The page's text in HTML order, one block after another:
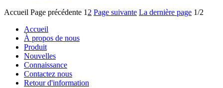
Accueil Page précédente 1 2 Page suivante La dernière page 1/2
Accueil
À propos de nous
Produit
Nouvelles
Connaissance
Contactez nous
Retour d'information